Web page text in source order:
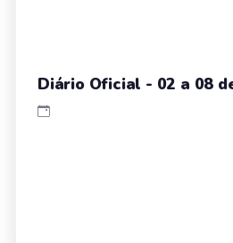
Diário Oficial - 02 a 08